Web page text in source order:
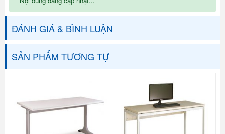
ĐÁNH GIÁ & BÌNH LUẬN
SẢN PHẨM TƯƠNG TỰ